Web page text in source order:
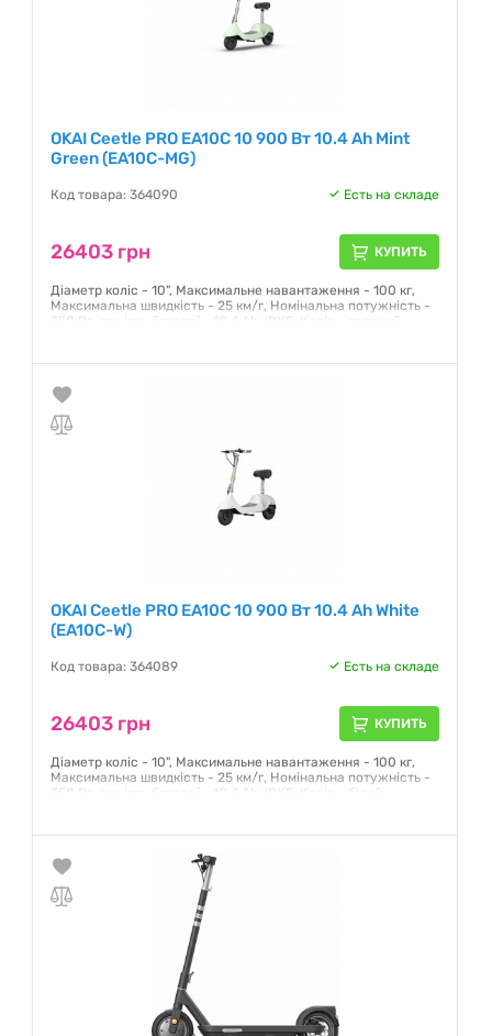
OKAI Ceetle PRO EA10C 10 900 Вт 10.4 Ah Mint
Green (EA10C-MG)
Код товара: 364090 Есть на складе
26403 грн КУПИТЬ
Діаметр коліс - 10", Максимальне навантаження - 100 кг,
Максимальна швидкість - 25 км/г, Номінальна потужність -
350 Вт, ємність батареї - 10.4 Ah, IPX5, Колір - зелений
OKAI Ceetle PRO EA10C 10 900 Вт 10.4 Ah White
(EA10C-W)
Код товара: 364089 Есть на складе
26403 грн КУПИТЬ
Діаметр коліс - 10", Максимальне навантаження - 100 кг,
Максимальна швидкість - 25 км/г, Номінальна потужність -
350 Вт, ємність батареї - 10.4 Ah, IPX5, Колір - білий